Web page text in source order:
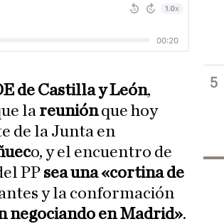
de Castilla y León,
la reuniónque hoy
de la Junta en
o, y el encuentro de
PP sea una «cortina de
y la conformación
negociando en Madrid».